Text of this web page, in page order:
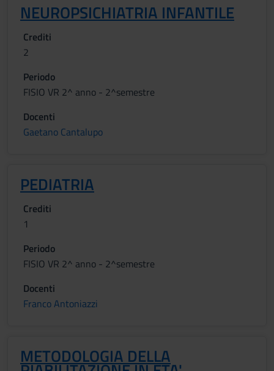
NEUROPSICHIATRIA INFANTILE
Crediti
2
Periodo
FISIO VR 2^ anno - 2^semestre
Docenti
Gaetano Cantalupo
PEDIATRIA
Crediti
1
Periodo
FISIO VR 2^ anno - 2^semestre
Docenti
Franco Antoniazzi
METODOLOGIA DELLA